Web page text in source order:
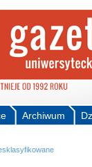
Archiwum